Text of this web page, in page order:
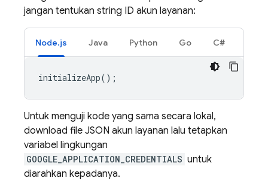
jangan tentukan string ID akun layanan:
Node.js Java Python Go C#
initializeApp();
Untuk menguji kode yang sama secara lokal,
download file JSON akun layanan lalu tetapkan
variabel lingkungan
GOOGLE_APPLICATION_CREDENTIALS untuk
diarahkan kepadanya.